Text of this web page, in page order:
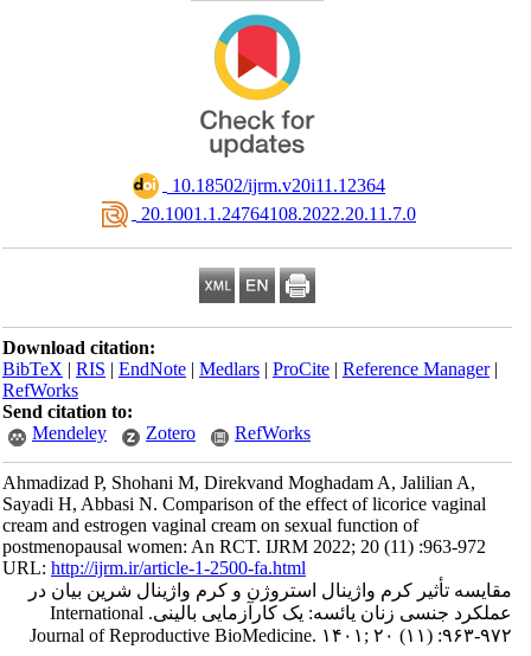
‎ 10.18502/ijrm.v20i11.12364
‎ 20.1001.1.24764108.2022.20.11.7.0
Download citation:
BibTeX|RIS|EndNote|Medlars|ProCite|Reference Manager
RefWorks
Send citation to:
Mendeley
Zotero RefWorks
Ahmadizad P, Shohani M, Direkvand Moghadam A, Jalilian A,
Sayadi H, Abbasi N. Comparison of the effect of licorice vaginal
cream and estrogen vaginal cream on sexual function of
postmenopausal women: An RCT. IJRM 2022; 20 (11) :963-972
URL:http://ijrm.ir/article-1-2500-fa.html
مقایسه تأثیر کرم واژینال استروژن و کرم واژینال شرین بیان در
عملکرد جنسی زنان یائسه: یک کارآزمایی بالینی. International
Journal of Reproductive BioMedicine. ۱۴۰۱; ۲۰ (۱۱) :۹۶۳-۹۷۲